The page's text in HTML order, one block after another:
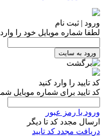
ورود | ثبت نام
لطفا شماره موبایل خود را وارد
ورود به سایت
کد تایید را وارد کنید
کد تایید برای شماره موبایل
ورود با رمز عبور
ارسال مجدد کد تا دیگر
دریافت مجدد کد تایید